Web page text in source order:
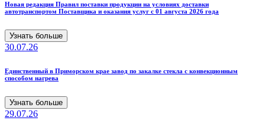
Новая редакция Правил поставки продукции на условиях доставки
автотранспортом Поставщика и оказания услуг с 01 августа 2026 года
Узнать больше
30.07.26
Единственный в Приморском крае завод по закалке стекла с конвекционным
способом нагрева
Узнать больше
29.07.26